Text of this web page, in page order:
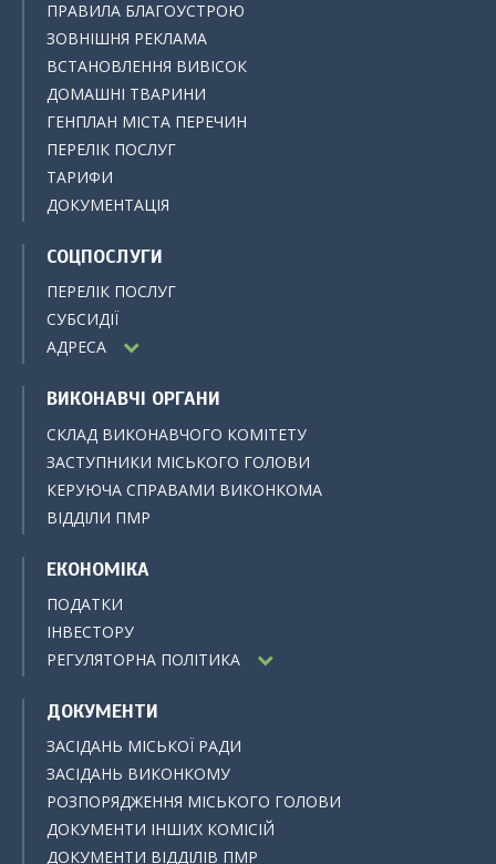
ПРАВИЛА БЛАГОУСТРОЮ
ЗОВНІШНЯ РЕКЛАМА
ВСТАНОВЛЕННЯ ВИВІСОК
ДОМАШНІ ТВАРИНИ
ГЕНПЛАН МІСТА ПЕРЕЧИН
ПЕРЕЛІК ПОСЛУГ
ТАРИФИ
ДОКУМЕНТАЦІЯ
СОЦПОСЛУГИ
ПЕРЕЛІК ПОСЛУГ
СУБСИДІЇ
АДРЕСА
ВИКОНАВЧІ ОРГАНИ
СКЛАД ВИКОНАВЧОГО КОМІТЕТУ
ЗАСТУПНИКИ МІСЬКОГО ГОЛОВИ
КЕРУЮЧА СПРАВАМИ ВИКОНКОМА
ВІДДІЛИ ПМР
ЕКОНОМІКА
ПОДАТКИ
ІНВЕСТОРУ
РЕГУЛЯТОРНА ПОЛІТИКА
ДОКУМЕНТИ
ЗАСІДАНЬ МІСЬКОЇ РАДИ
ЗАСІДАНЬ ВИКОНКОМУ
РОЗПОРЯДЖЕННЯ МІСЬКОГО ГОЛОВИ
ДОКУМЕНТИ ІНШИХ КОМІСІЙ
ДОКУМЕНТИ ВІДДІЛІВ ПМР